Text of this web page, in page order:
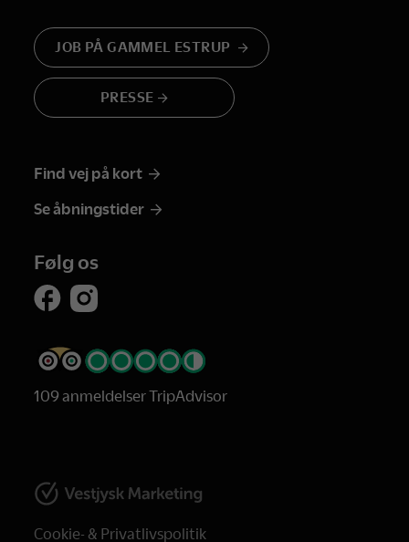
JOB PÅ GAMMEL ESTRUP
PRESSE
Find vej på kort
Se åbningstider
Følg os
109 anmeldelser TripAdvisor
Cookie- & Privatlivspolitik